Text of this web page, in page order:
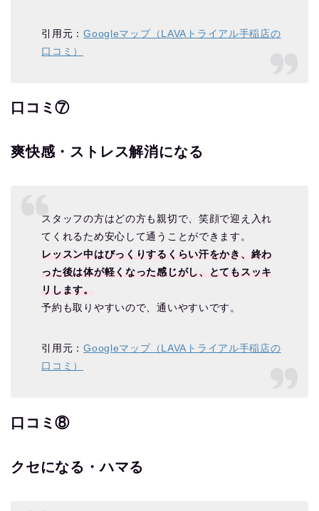
引用元：Googleマップ（LAVAトライアル手稲店の
口コミ）
口コミ⑦
爽快感・ストレス解消になる
スタッフの方はどの方も親切で、笑顔で迎え入れ
てくれるため安心して通うことができます。
レッスン中はびっくりするくらい汗をかき、終わ
った後は体が軽くなった感じがし、とてもスッキ
リします。
予約も取りやすいので、通いやすいです。
引用元：Googleマップ（LAVAトライアル手稲店の
口コミ）
口コミ⑧
クセになる・ハマる